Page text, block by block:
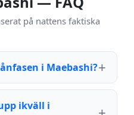
på nattens faktiska
i Maebashi?
ikväll i